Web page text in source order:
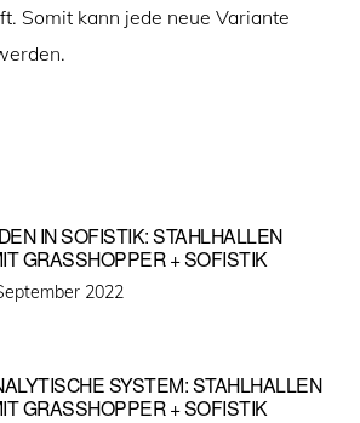
Somit kann jede neue Variante
IN SOFISTIK: STAHLHALLEN
GRASSHOPPER + SOFISTIK
2022
SYSTEM: STAHLHALLEN
GRASSHOPPER + SOFISTIK